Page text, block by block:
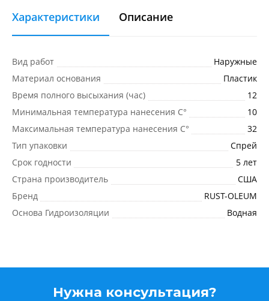
Характеристики Описание
Вид работ
Наружные
Материал основания
Пластик
Время полного высыхания (час)
12
Минимальная температура нанесения C°
10
Максимальная температура нанесения C°
32
Тип упаковки
Спрей
Срок годности
5 лет
Страна производитель
США
Бренд
RUST-OLEUM
Основа Гидроизоляции
Водная
Нужна консультация?